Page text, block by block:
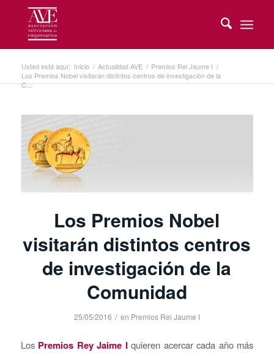
Usted está aquí: Inicio / Actualidad AVE / Premios Rei Jaume I /
Los Premios Nobel visitarán distintos centros de investigación de la
C...
Los Premios Nobel
visitarán distintos centros
de investigación de la
Comunidad
25/05/2016 / en Premios Rei Jaume I
Los Premios Rey Jaime Iquieren acercar cada año más